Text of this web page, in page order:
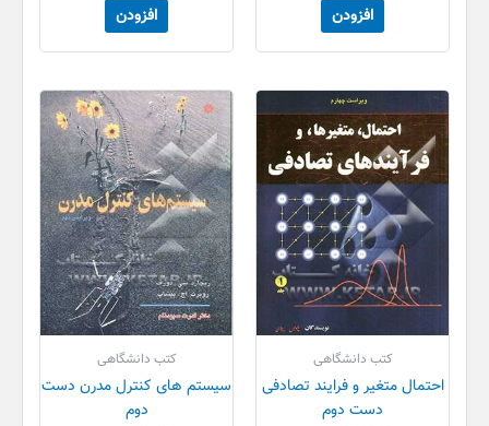
افزودن افزودن
کتب دانشگاهی
احتمال متغیر و فرایند تصادفی
دست دوم
کتب دانشگاهی
سیستم های کنترل مدرن دست
دوم